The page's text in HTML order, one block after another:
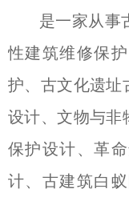
是一家从事
性建筑维修保
护、古文化遗址
设计、文物与非
保护设计、革
计、古建筑白